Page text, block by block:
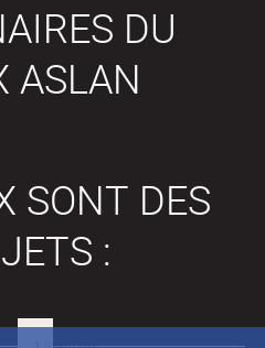
DU
ASLAN
SONT DES
: